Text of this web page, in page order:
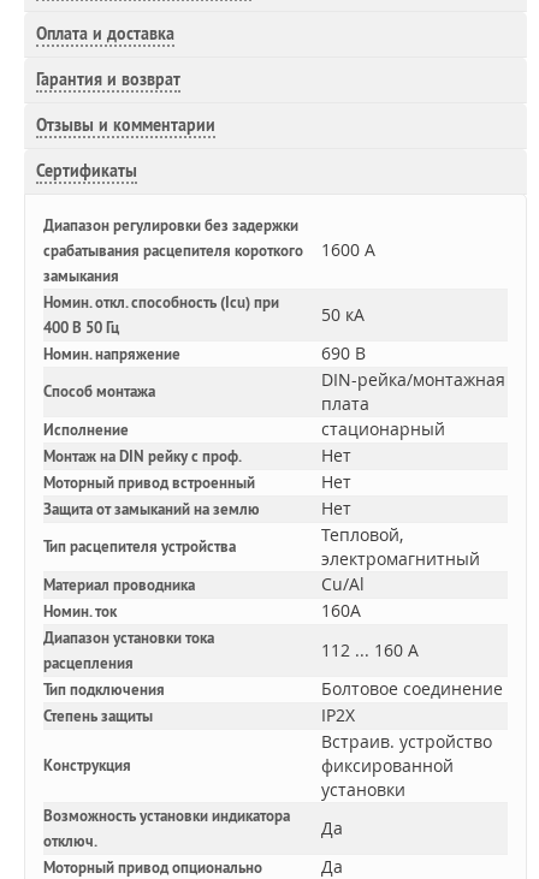
Оплата и доставка
Гарантия и возврат
Отзывы и комментарии
Сертификаты
Диапазон регулировки без задержки
срабатывания расцепителя короткого
замыкания
1600 А
Номин. откл. способность (Icu) при
400 В 50 Гц
50 кА
Номин. напряжение 690 В
Способ монтажа
DIN-рейка/монтажная
плата
Исполнение стационарный
Монтаж на DIN рейку с проф. Нет
Моторный привод встроенный Нет
Защита от замыканий на землю Нет
Тип расцепителя устройства
Тепловой,
электромагнитный
Материал проводника Cu/Al
Номин. ток 160A
Диапазон установки тока
расцепления
112 ... 160 А
Тип подключения Болтовое соединение
Степень защиты IP2X
Конструкция
Встраив. устройство
фиксированной
установки
Возможность установки индикатора
отключ.
Да
Моторный привод опционально Да